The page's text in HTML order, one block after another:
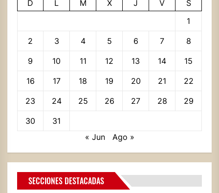
D L M X J V
S
1
2 3 4 5 6 7 8
9 10 11 12 13 14 15
16 17 18 19 20 21 22
23 24 25 26 27 28 29
30
31
« Jun
Ago »
SECCIONES DESTACADAS